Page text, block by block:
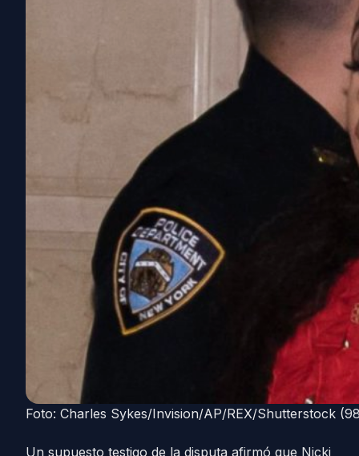
Foto: Charles Sykes/Invision/AP/REX/Shutterstock
Un supuesto testigo de la disputa afirmó que Nicki